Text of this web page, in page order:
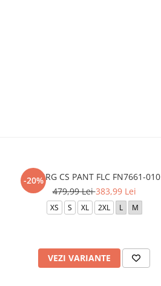
-20%
M NRG CS PANT FLC FN7661-010
479,99 Lei383,99 Lei
XS S XL 2XL L M
VEZI VARIANTE